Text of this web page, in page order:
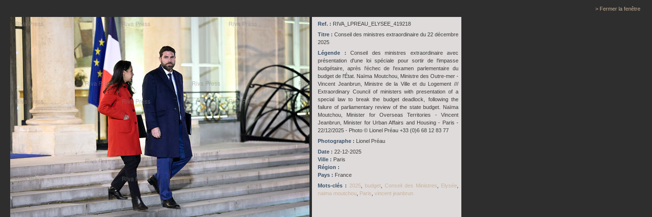
> Fermer la fenêtre
Ref. : RIVA_LPREAU_ELYSEE_419218
Titre : Conseil des ministres extraordinaire du 22 décembre
2025
Légende : Conseil des ministres extraordinaire avec
présentation d'une loi spéciale pour sortir de l'impasse
budgétaire, après l'échec de l'examen parlementaire du
budget de l'État. Naïma Moutchou, Ministre des Outre-mer -
Vincent Jeanbrun, Ministre de la Ville et du Logement ///
Extraordinary Council of ministers with presentation of a
special law to break the budget deadlock, following the
failure of parliamentary review of the state budget. Naïma
Moutchou, Minister for Overseas Territories - Vincent
Jeanbrun, Minister for Urban Affairs and Housing - Paris -
22/12/2025 - Photo © Lionel Préau +33 (0)6 68 12 83 77
Photographe : Lionel Préau
Date : 22-12-2025
Ville : Paris
Région :
Pays : France
Mots-clés : 2025 budget Conseil des Ministres Elysée
naima moutchou Paris vincent jeanbrun